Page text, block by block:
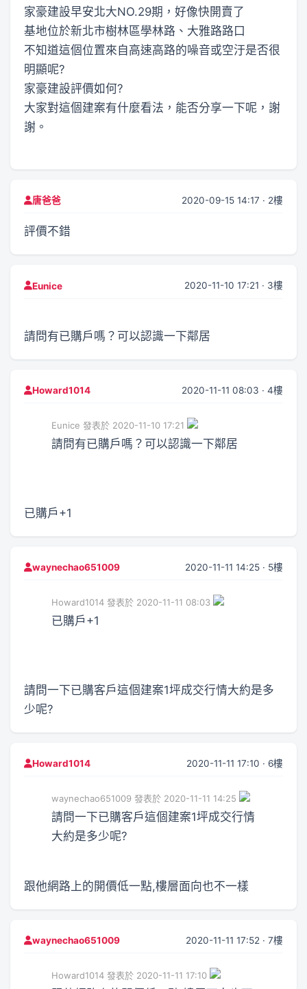
家豪建設早安北大NO.29期，好像快開賣了
基地位於新北市樹林區學林路、大雅路路口
不知道這個位置來自高速高路的噪音或空汙是否很
明顯呢?
家豪建設評價如何?
大家對這個建案有什麼看法，能否分享一下呢，謝
謝。
唐爸爸 2020-09-15 14:17 · 2樓
評價不錯
Eunice 2020-11-10 17:21 · 3樓
請問有已購戶嗎？可以認識一下鄰居
Howard1014 2020-11-11 08:03 · 4樓
Eunice 發表於 2020-11-10 17:21
請問有已購戶嗎？可以認識一下鄰居
已購戶+1
waynechao651009 2020-11-11 14:25 · 5樓
Howard1014 發表於 2020-11-11 08:03
已購戶+1
請問一下已購客戶這個建案1坪成交行情大約是多
少呢?
Howard1014 2020-11-11 17:10 · 6樓
waynechao651009 發表於 2020-11-11 14:25
請問一下已購客戶這個建案1坪成交行情
大約是多少呢?
跟他網路上的開價低一點,樓層面向也不一樣
waynechao651009 2020-11-11 17:52 · 7樓
Howard1014 發表於 2020-11-11 17:10